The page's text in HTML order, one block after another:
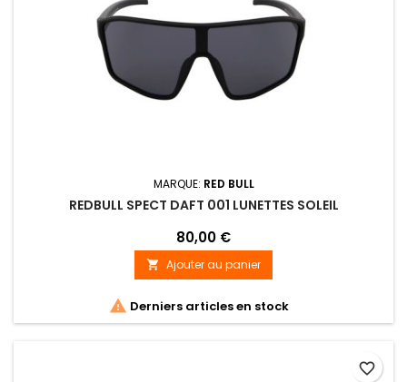
MARQUE: RED BULL
REDBULL SPECT DAFT 001 LUNETTES SOLEIL
80,00 €
 Ajouter au panier
 Derniers articles en stock
favorite_border